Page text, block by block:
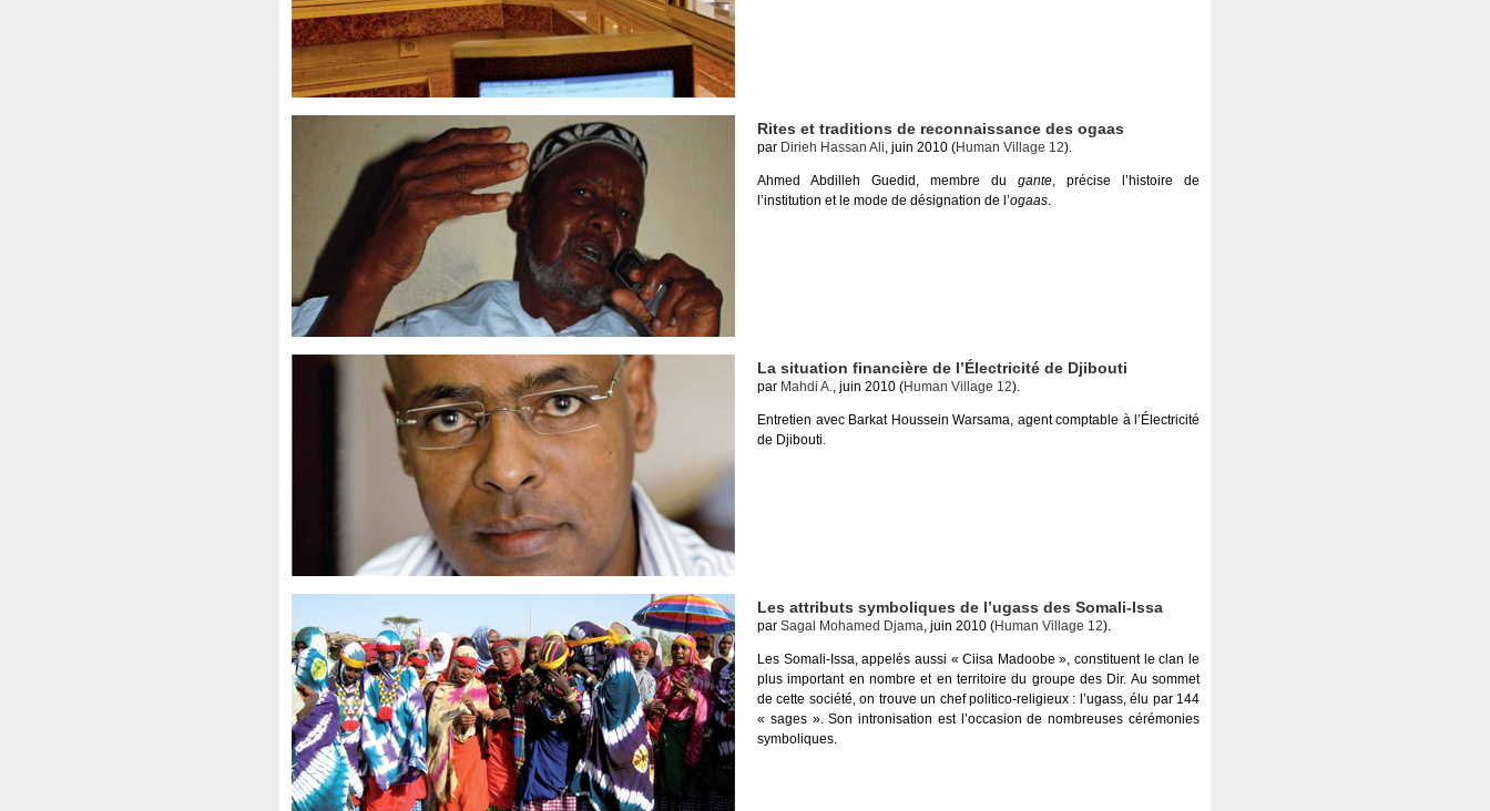
Rites et traditions de reconnaissance des ogaas
par Dirieh Hassan Ali, juin 2010 (Human Village 12).
Ahmed Abdilleh Guedid, membre du gante, précise l’histoire de
l’institution et le mode de désignation de l’ogaas.
La situation financière de l’Électricité de Djibouti
par Mahdi A., juin 2010 (Human Village 12).
Entretien avec Barkat Houssein Warsama, agent comptable à l’Électricité
de Djibouti.
Les attributs symboliques de l’ugass des Somali-Issa
par Sagal Mohamed Djama, juin 2010 (Human Village 12).
Les Somali-Issa, appelés aussi « Ciisa Madoobe », constituent le clan le
plus important en nombre et en territoire du groupe des Dir. Au sommet
de cette société, on trouve un chef politico-religieux : l’ugass, élu par 144
« sages ». Son intronisation est l’occasion de nombreuses cérémonies
symboliques.